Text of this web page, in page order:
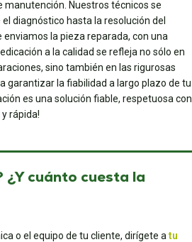
manutención. Nuestros técnicos se
diagnóstico hasta la resolución del
la pieza reparada, con una
a la calidad se refleja no sólo en
sino también en las rigurosas
garantizar la fiabilidad a largo plazo de tu
es una solución fiable, respetuosa con
rápida!
cuánto cuesta la
o el equipo de tu cliente, dirígete atu